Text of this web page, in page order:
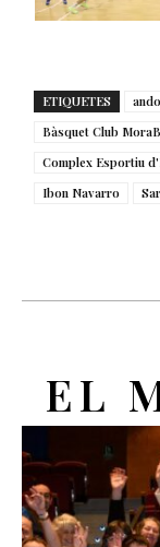
ETIQUETES
Bàsquet Club
Complex Esportiu
Ibon Navarro
EL